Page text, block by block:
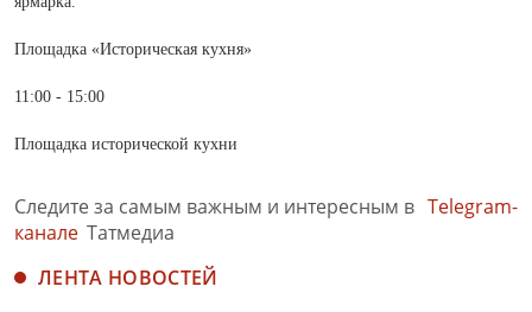
Площадка «Историческая кухня»
11:00 - 15:00
Площадка исторической кухни
Следите за самым важным и интересным в Telegram-
канале Татмедиа
ЛЕНТА НОВОСТЕЙ